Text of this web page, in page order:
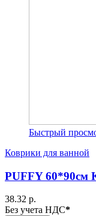
Быстрый
Коврики для ванной
PUFFY
38.32 р.
Без учета НДС*